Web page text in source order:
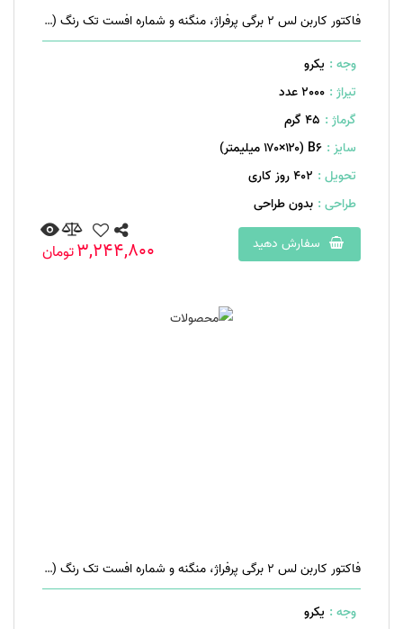
فاکتور کاربن لس ۲ برگی پرفراژ، منگنه و شماره افست تک رنگ (مشکی)
وجه : یکرو
تیراژ : 2000 عدد
گرماژ : ۴۵ گرم
سایز : B۶ (۱۷۰×۱۲۰ میلیمتر)
تحویل : 402 روز کاری
طراحی : بدون طراحی
سفارش دهید
3,244,800تومان
فاکتور کاربن لس ۲ برگی پرفراژ، منگنه و شماره افست تک رنگ (مشکی)
وجه : یکرو